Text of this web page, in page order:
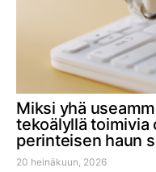
Miksi yhä
tekoälyllä
perinteisen haun
20 heinäkuun, 2026